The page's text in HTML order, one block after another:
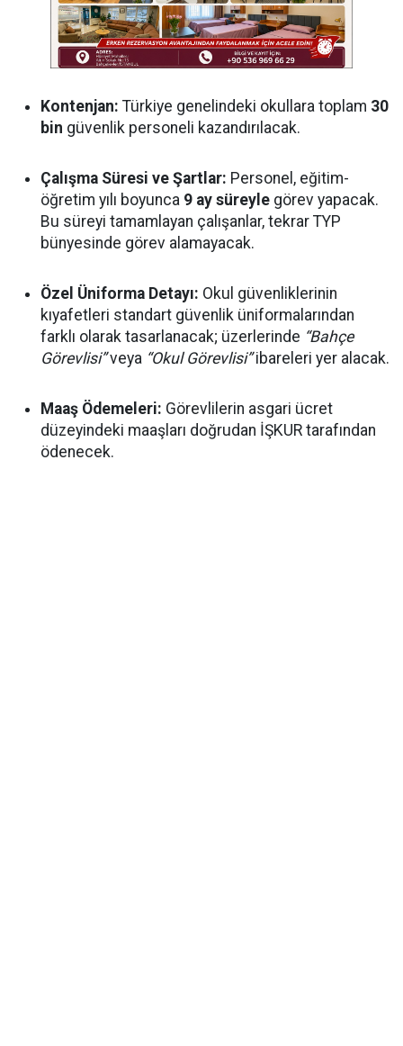
Kontenjan: Türkiye genelindeki okullara toplam 30
bin güvenlik personeli kazandırılacak.
Çalışma Süresi ve Şartlar: Personel, eğitim-
öğretim yılı boyunca 9 ay süreyle görev yapacak.
Bu süreyi tamamlayan çalışanlar, tekrar TYP
bünyesinde görev alamayacak.
Özel Üniforma Detayı: Okul güvenliklerinin
kıyafetleri standart güvenlik üniformalarından
farklı olarak tasarlanacak; üzerlerinde “Bahçe
Görevlisi”veya “Okul Görevlisi”ibareleri yer alacak.
Maaş Ödemeleri: Görevlilerin asgari ücret
düzeyindeki maaşları doğrudan İŞKUR tarafından
ödenecek.